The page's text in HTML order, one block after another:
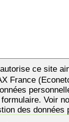
ce site
France
Voir
des données